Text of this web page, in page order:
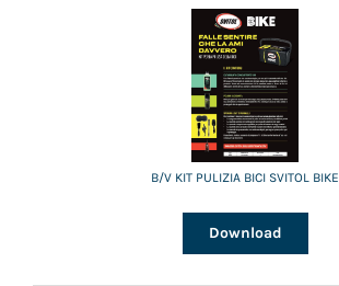
B/V KIT PULIZIA BICI SVITOL BIKE
Download